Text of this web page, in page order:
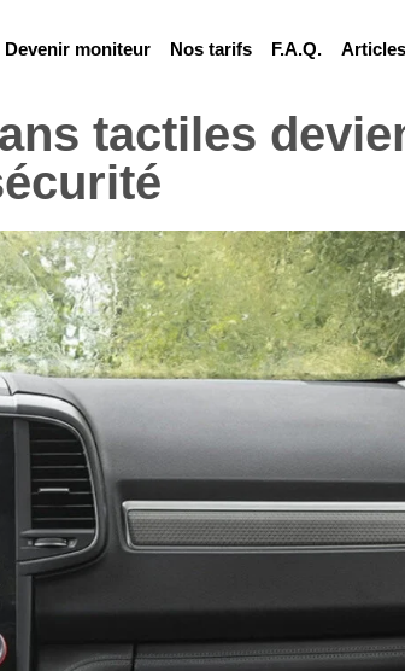
Devenir moniteur Nos tarifs F.A.Q.
tactiles